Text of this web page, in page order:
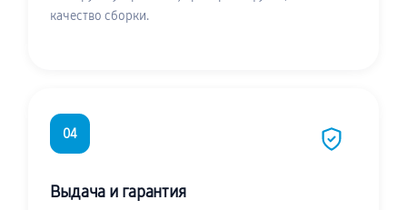
качество сборки.
04
Выдача и гарантия